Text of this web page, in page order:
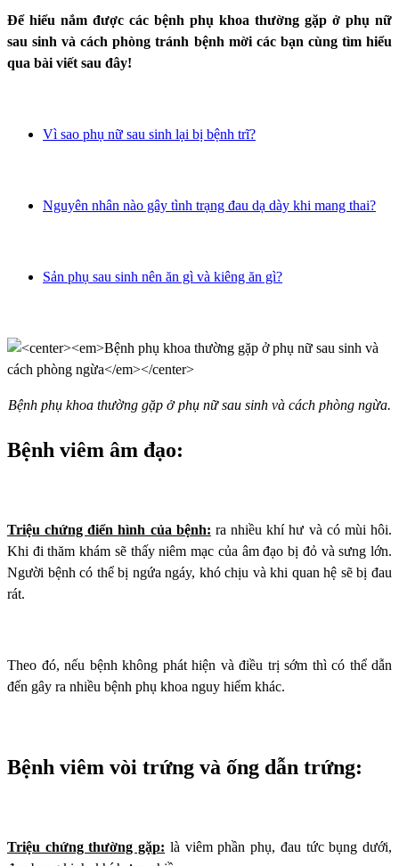
Để hiểu nắm được các bệnh phụ khoa thường gặp ở phụ nữ
sau sinh và cách phòng tránh bệnh mời các bạn cùng tìm hiểu
qua bài viết sau đây!
Vì sao phụ nữ sau sinh lại bị bệnh trĩ?
Nguyên nhân nào gây tình trạng đau dạ dày khi mang thai?
Sản phụ sau sinh nên ăn gì và kiêng ăn gì?
Bệnh phụ khoa thường gặp ở phụ nữ sau sinh và cách phòng ngừa.
Bệnh viêm âm đạo:
Triệu chứng điển hình của bệnh: ra nhiều khí hư và có mùi hôi.
Khi đi thăm khám sẽ thấy niêm mạc của âm đạo bị đỏ và sưng lớn.
Người bệnh có thể bị ngứa ngáy, khó chịu và khi quan hệ sẽ bị đau
rát.
Theo đó, nếu bệnh không phát hiện và điều trị sớm thì có thể dẫn
đến gây ra nhiều bệnh phụ khoa nguy hiểm khác.
Bệnh viêm vòi trứng và ống dẫn trứng:
Triệu chứng thường gặp: là viêm phần phụ, đau tức bụng dưới,